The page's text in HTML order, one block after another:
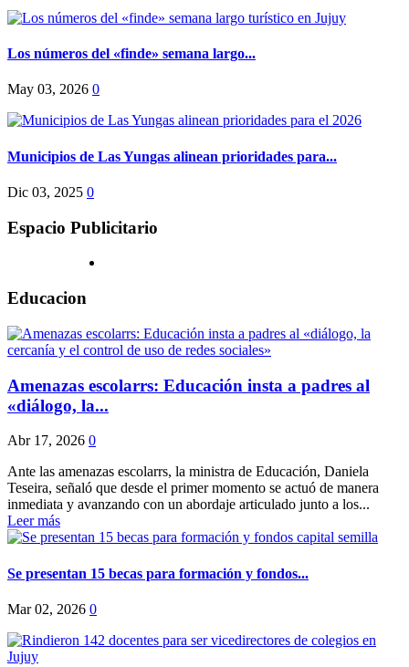
Los números del «finde» semana largo...
May 03, 2026 0
Municipios de Las Yungas alinean prioridades para...
Dic 03, 2025 0
Espacio Publicitario
Educacion
Amenazas escolarrs: Educación insta a padres al
«diálogo, la...
Abr 17, 2026 0
Ante las amenazas escolarrs, la ministra de Educación, Daniela
Teseira, señaló que desde el primer momento se actuó de manera
inmediata y avanzando con un abordaje articulado junto a los...
Leer más
Se presentan 15 becas para formación y fondos...
Mar 02, 2026 0